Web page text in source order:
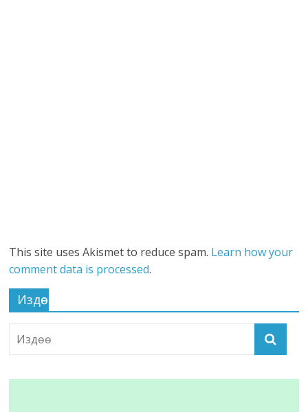
This site uses Akismet to reduce spam. Learn how your
comment data is processed.
Издөө